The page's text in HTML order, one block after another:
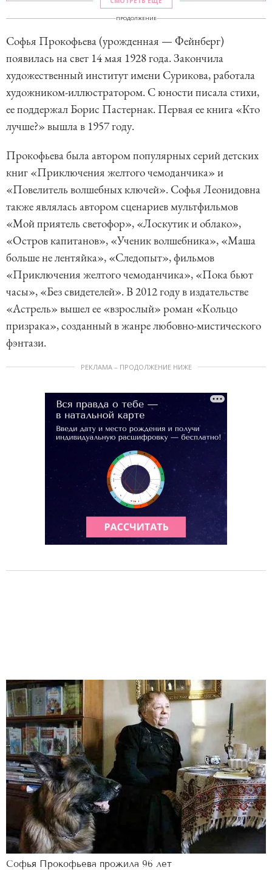
ПРОДОЛЖЕНИЕ
Софья Прокофьева (урожденная — Фейнберг)
появилась на свет 14 мая 1928 года. Закончила
художественный институт имени Сурикова, работала
художником-иллюстратором. С юности писала стихи,
ее поддержал Борис Пастернак. Первая ее книга «Кто
лучше?» вышла в 1957 году.
Прокофьева была автором популярных серий детских
книг «Приключения желтого чемоданчика» и
«Повелитель волшебных ключей». Софья Леонидовна
также являлась автором сценариев мультфильмов
«Мой приятель светофор», «Лоскутик и облако»,
«Остров капитанов», «Ученик волшебника», «Маша
больше не лентяйка», «Следопыт», фильмов
«Приключения желтого чемоданчика», «Пока бьют
часы», «Без свидетелей». В 2012 году в издательстве
«Астрель» вышел ее «взрослый» роман «Кольцо
призрака», созданный в жанре любовно-мистического
фэнтази.
РЕКЛАМА – ПРОДОЛЖЕНИЕ НИЖЕ
Софья Прокофьева прожила 96 лет